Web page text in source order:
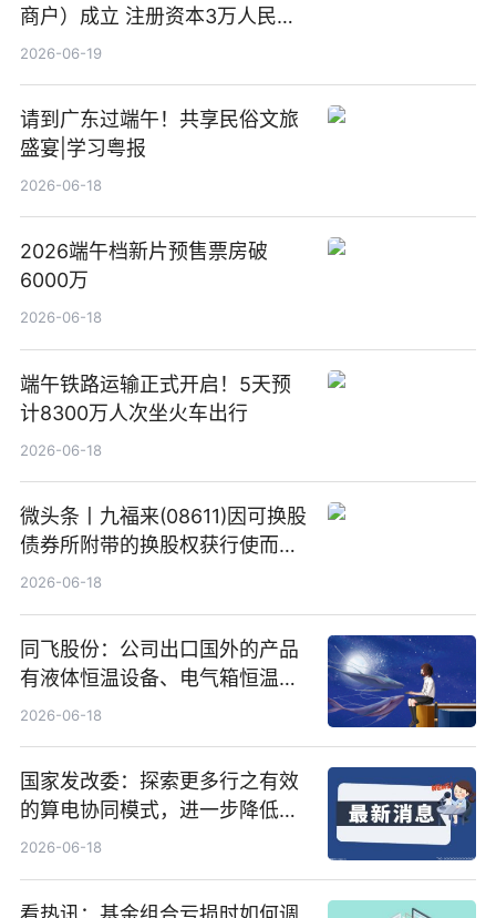
商户）成立 注册资本3万人民币
新要闻
2026-06-19
请到广东过端午！共享民俗文旅
盛宴|学习粤报
2026-06-18
2026端午档新片预售票房破
6000万
2026-06-18
端午铁路运输正式开启！5天预
计8300万人次坐火车出行
2026-06-18
微头条丨九福来(08611)因可换股
债券所附带的换股权获行使而发
行5200万股
2026-06-18
同飞股份：公司出口国外的产品
有液体恒温设备、电气箱恒温装
置、纯水冷却单元和特种换热器
2026-06-18
国家发改委：探索更多行之有效
的算电协同模式，进一步降低网
络传输时延_最资讯
2026-06-18